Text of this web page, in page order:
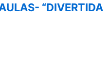
“DIVERTIDA